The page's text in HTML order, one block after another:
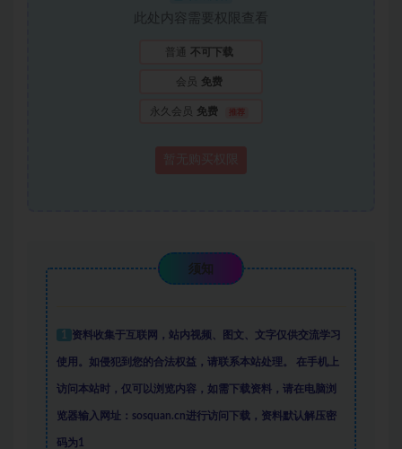
此处内容需要权限查看
普通 不可下载
会员 免费
永久会员 免费 推荐
须知
1 资料收集于互联网 ， 站内视频、图文、文字仅供交流学习
使用。如侵犯到您的合法权益，请联系本站处理。 在手机上
访问本站时，仅可以浏览内容，如需下载资料，请在电脑浏
览器输入网址：sosquan.cn进行访问下载， 资料默认解压密
码为1